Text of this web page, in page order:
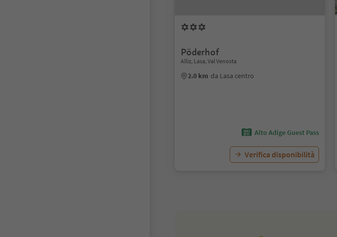
Pöderhof
Alliz, Lasa, Val Venosta
2.0 km da Lasa centro
Alto Adige Guest Pass
Verifica disponibilità